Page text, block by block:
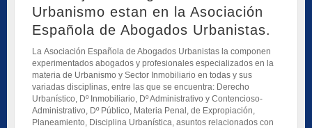
Urbanismo estan en la Asociación
Española de Abogados Urbanistas.
La Asociación Española de Abogados Urbanistas la componen
experimentados abogados y profesionales especializados en la
materia de Urbanismo y Sector Inmobiliario en todas y sus
variadas disciplinas, entre las que se encuentra: Derecho
Urbanístico, Dº Inmobiliario, Dº Administrativo y Contencioso-
Administrativo, Dº Público, Materia Penal, de Expropiación,
Planeamiento, Disciplina Urbanística, asuntos relacionados con